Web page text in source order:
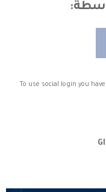
To use social login you